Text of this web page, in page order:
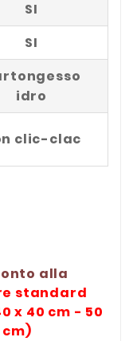
SI
SI
idro
clic-clac
alla
standard
x 40 cm - 50
cm)